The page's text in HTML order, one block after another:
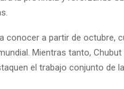
a partir de octubre,
Mientras tanto, Chubut
el trabajo conjunto de